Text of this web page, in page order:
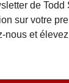
de Todd
sur votre
et